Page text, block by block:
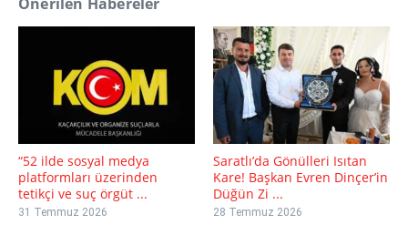
“52 ilde sosyal medya
platformları üzerinden
tetikçi ve suç örgüt ...
31 Temmuz 2026
Saratlı’da Gönülleri Isıtan
Kare! Başkan Evren Dinçer’in
Düğün Zi ...
28 Temmuz 2026